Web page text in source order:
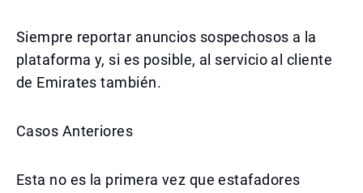
Siempre reportar anuncios sospechosos a la
plataforma y, si es posible, al servicio al cliente
de Emirates también.
Casos Anteriores
Esta no es la primera vez que estafadores